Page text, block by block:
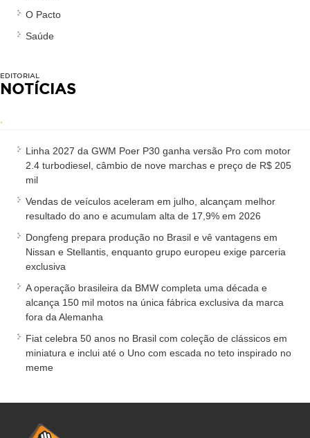
O Pacto
Saúde
EDITORIAL
NOTÍCIAS
.
Linha 2027 da GWM Poer P30 ganha versão Pro com motor
2.4 turbodiesel, câmbio de nove marchas e preço de R$ 205
mil
Vendas de veículos aceleram em julho, alcançam melhor
resultado do ano e acumulam alta de 17,9% em 2026
Dongfeng prepara produção no Brasil e vê vantagens em
Nissan e Stellantis, enquanto grupo europeu exige parceria
exclusiva
A operação brasileira da BMW completa uma década e
alcança 150 mil motos na única fábrica exclusiva da marca
fora da Alemanha
Fiat celebra 50 anos no Brasil com coleção de clássicos em
miniatura e inclui até o Uno com escada no teto inspirado no
meme